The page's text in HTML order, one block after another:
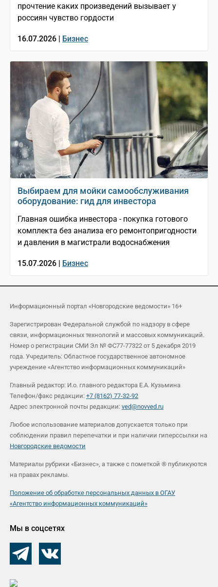
прочтение каких произведений вызывает у
россиян чувство гордости
16.07.2026 | Бизнес
Выбираем для мойки самообслуживания
оборудование: гид для инвестора
Главная ошибка инвестора - покупка готового
комплекта без анализа его ремонтопригодности
и давления в магистрали водоснабжения
15.07.2026 | Бизнес
Информационный портал «Новгородские ведомости» 16+
Зарегистрирован Федеральной службой по надзору в сфере
связи, информационных технологий и массовых коммуникаций.
Номер о регистрации СМИ Эл № ФС77-77322 от 5 декабря 2019
года. Учредитель: Областное государственное автономное
учреждение «Агентство информационных коммуникаций»
Главный редактор: И.о. главного редактора Е.А. Кузьмина
Телефон/факс редакции: +7 (8162) 77-32-92
Адрес электронной почты редакции: ved@novved.ru
Любое использование материалов допускается только при
соблюдении правил перепечатки и при наличии гиперссылки на
Новгородские ведомости
Материалы рубрики «Бизнес», а также с пометкой ® публикуются
на правах рекламы.
Положение об обработке персональных данных в ОГАУ
«Агентство информационных коммуникаций»
Мы в соцсетях